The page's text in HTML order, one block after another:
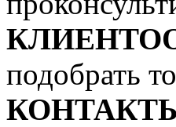
подобрать